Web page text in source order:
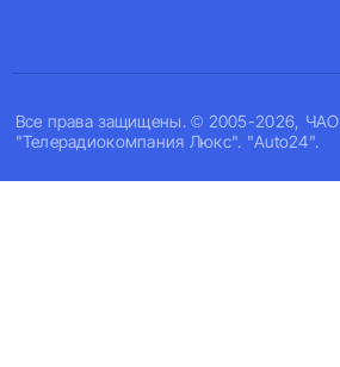
Все права защищены. © 2005-2026, ЧАО
"Телерадиокомпания Люкс". "Auto24".